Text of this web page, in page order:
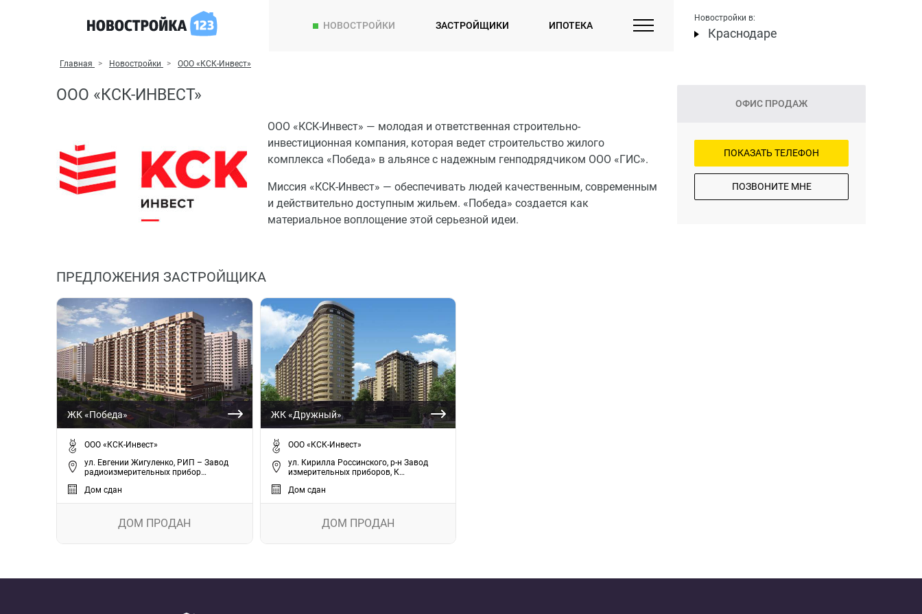
НОВОСТРОЙКИ ЗАСТРОЙЩИКИ ИПОТЕКА
Новостройки в:
Краснодаре
Главная Новостройки ООО «КСК-Инвест»
ООО «КСК-ИНВЕСТ»
ООО «КСК-Инвест» — молодая и ответственная строительно-
инвестиционная компания, которая ведет строительство жилого
комплекса «Победа» в альянсе с надежным генподрядчиком ООО «ГИС».
Миссия «КСК-Инвест» — обеспечивать людей качественным, современным
и действительно доступным жильем. «Победа» создается как
материальное воплощение этой серьезной идеи.
ПРЕДЛОЖЕНИЯ ЗАСТРОЙЩИКА
ЖК «Победа»
ООО «КСК-Инвест»
ул. Евгении Жигуленко, РИП – Завод
радиоизмерительных прибор…
Дом сдан
ДОМ ПРОДАН
ЖК «Дружный»
ООО «КСК-Инвест»
ул. Кирилла Россинского, р-н Завод
измерительных приборов, К…
Дом сдан
ДОМ ПРОДАН
ОФИС ПРОДАЖ
ПОКАЗАТЬ ТЕЛЕФОН
ПОЗВОНИТЕ МНЕ